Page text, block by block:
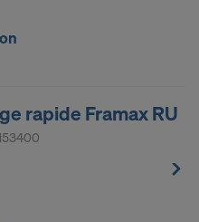
rapide Framax RU